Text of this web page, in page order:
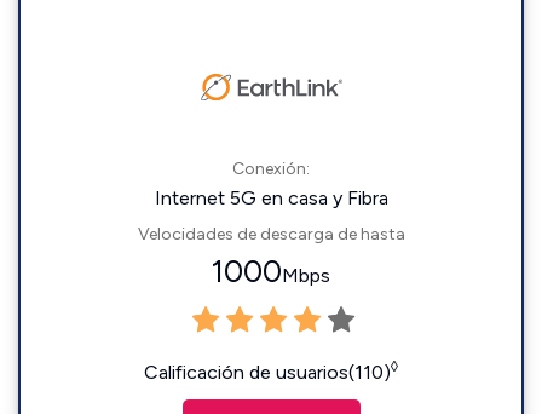
Conexión:
Internet 5G en casa y Fibra
Velocidades de descarga de hasta
1000Mbps
Calificación de usuarios(110)◊